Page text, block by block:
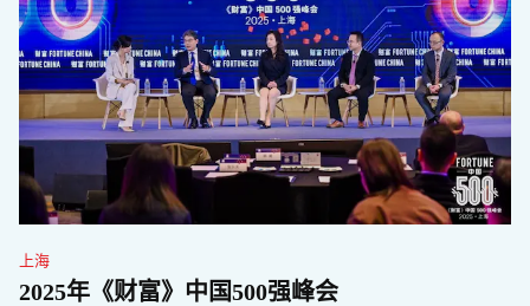
上海
2025年《财富》中国500强峰会